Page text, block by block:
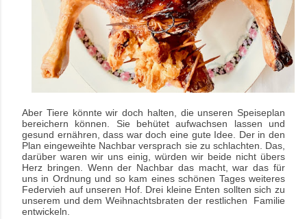
Aber Tiere könnte wir doch halten, die unseren Speiseplan
bereichern können. Sie behütet aufwachsen lassen und
gesund ernähren, dass war doch eine gute Idee. Der in den
Plan eingeweihte Nachbar versprach sie zu schlachten. Das,
darüber waren wir uns einig, würden wir beide nicht übers
Herz bringen. Wenn der Nachbar das macht, war das für
uns in Ordnung und so kam eines schönen Tages weiteres
Federvieh auf unseren Hof. Drei kleine Enten sollten sich zu
unserem und dem Weihnachtsbraten der restlichen Familie
entwickeln.